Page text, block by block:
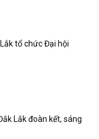
tổ chức Đại hội
Lắk đoàn kết, sáng